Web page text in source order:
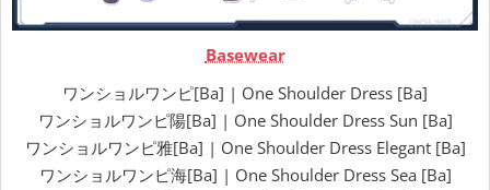
Basewear
ワンショルワンピ[Ba] | One Shoulder Dress [Ba]
ワンショルワンピ陽[Ba] | One Shoulder Dress Sun [Ba]
ワンショルワンピ雅[Ba] | One Shoulder Dress Elegant [Ba]
ワンショルワンピ海[Ba] | One Shoulder Dress Sea [Ba]